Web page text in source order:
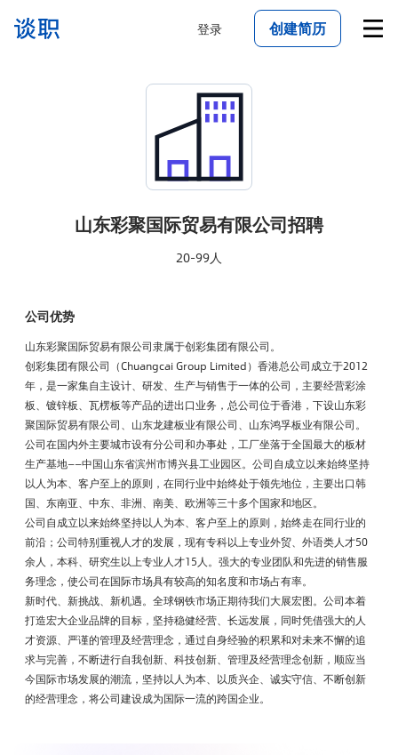
登录 创建简历
山东彩聚国际贸易有限公司招聘
20-99人
公司优势
山东彩聚国际贸易有限公司隶属于创彩集团有限公司。
创彩集团有限公司（Chuangcai Group Limited）香港总公司成立于2012
年，是一家集自主设计、研发、生产与销售于一体的公司，主要经营彩涂
板、镀锌板、瓦楞板等产品的进出口业务，总公司位于香港，下设山东彩
聚国际贸易有限公司、山东龙建板业有限公司、山东鸿孚板业有限公司。
公司在国内外主要城市设有分公司和办事处，工厂坐落于全国最大的板材
生产基地——中国山东省滨州市博兴县工业园区。公司自成立以来始终坚持
以人为本、客户至上的原则，在同行业中始终处于领先地位，主要出口韩
国、东南亚、中东、非洲、南美、欧洲等三十多个国家和地区。
公司自成立以来始终坚持以人为本、客户至上的原则，始终走在同行业的
前沿；公司特别重视人才的发展，现有专科以上专业外贸、外语类人才50
余人，本科、研究生以上专业人才15人。强大的专业团队和先进的销售服
务理念，使公司在国际市场具有较高的知名度和市场占有率。
新时代、新挑战、新机遇。全球钢铁市场正期待我们大展宏图。公司本着
打造宏大企业品牌的目标，坚持稳健经营、长远发展，同时凭借强大的人
才资源、严谨的管理及经营理念，通过自身经验的积累和对未来不懈的追
求与完善，不断进行自我创新、科技创新、管理及经营理念创新，顺应当
今国际市场发展的潮流，坚持以人为本、以质兴企、诚实守信、不断创新
的经营理念，将公司建设成为国际一流的跨国企业。